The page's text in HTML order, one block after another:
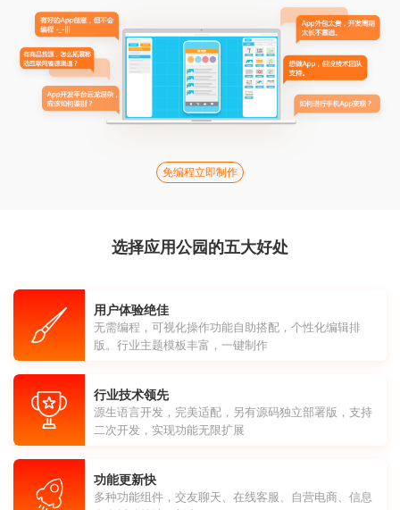
免编程立即制作
选择应用公园的五大好处
用户体验绝佳
无需编程，可视化操作功能自助搭配，个性化编辑排
版。行业主题模板丰富，一键制作
行业技术领先
源生语言开发，完美适配，另有源码独立部署版，支持
二次开发，实现功能无限扩展
功能更新快
多种功能组件，交友聊天、在线客服、自营电商、信息